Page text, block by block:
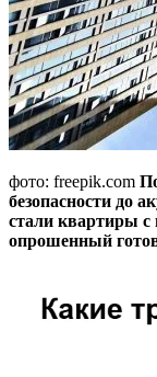
фото: freepik.com
безопасности до
стали квартиры
опрошенный